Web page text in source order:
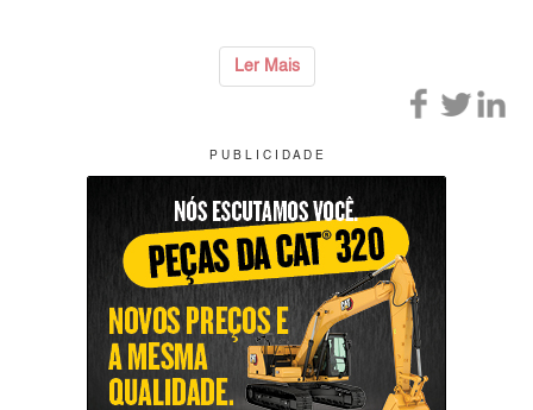
Ler Mais
P U B L I C I D A D E